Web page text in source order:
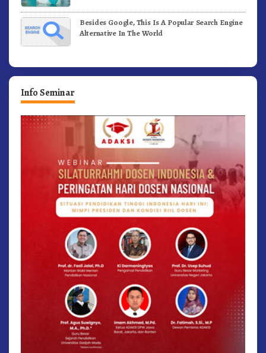
Besides Google, This Is A Popular Search Engine
Alternative In The World
Info Seminar